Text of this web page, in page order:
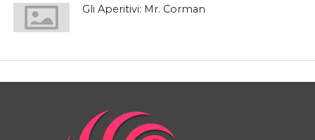
Gli Aperitivi: Mr. Corman